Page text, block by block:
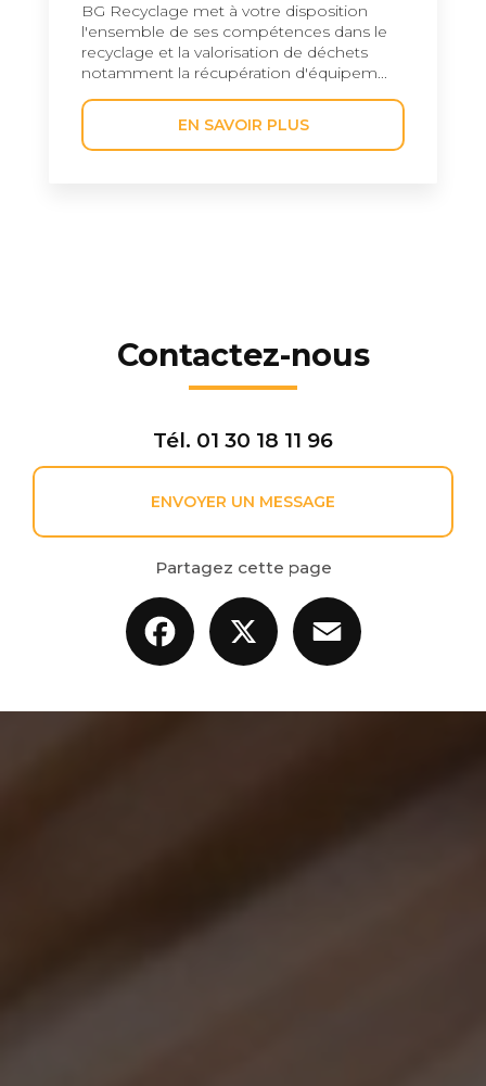
BG Recyclage met à votre disposition
l'ensemble de ses compétences dans le
recyclage et la valorisation de déchets
notamment la récupération d'équipem...
EN SAVOIR PLUS
Contactez-nous
Tél. 01 30 18 11 96
ENVOYER UN MESSAGE
Partagez cette page
Facebook